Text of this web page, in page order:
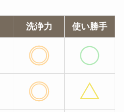
洗浄力 使い勝手